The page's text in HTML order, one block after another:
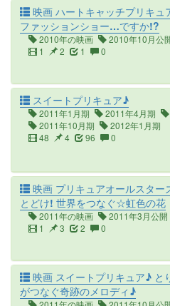
映画 ハートキャッチプリキュ
ファッションショー…ですか!?
2010年の映画
2010年10月公
1
2 1 0
スイートプリキュア♪
2011年1月期 2011年4月期
2011年10月期
2012年1月期
48
4 96 0
映画 プリキュアオールスター
とどけ! 世界をつなぐ☆虹色の花
2011年の映画
2011年3月公開
1
3 2 0
映画 スイートプリキュア♪ と
がつなぐ奇跡のメロディ♪